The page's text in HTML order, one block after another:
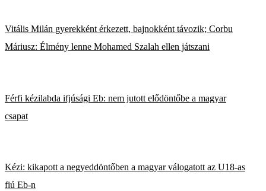
Vitális Milán gyerekként érkezett, bajnokként távozik; Corbu
Máriusz: Élmény lenne Mohamed Szalah ellen játszani
Férfi kézilabda ifjúsági Eb: nem jutott elődöntőbe a magyar
csapat
Kézi: kikapott a negyeddöntőben a magyar válogatott az U18-as
fiú Eb-n